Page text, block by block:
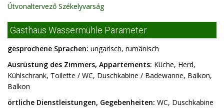
Útvonaltervező Székelyvarság
Gasthaus Wassermühle Parameter
gesprochene Sprachen: ungarisch, rumänisch
Ausrüstung des Zimmers, Appartements: Küche, Herd,
Kühlschrank, Toilette / WC, Duschkabine / Badewanne, Balkon,
Balkon
örtliche Dienstleistungen, Gegebenheiten: WC, Duschkabine